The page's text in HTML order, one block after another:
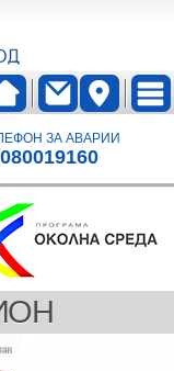
ЗА АВАРИИ
080019160